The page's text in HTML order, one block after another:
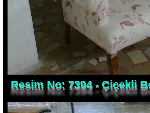
Resim No: 7394 - Çiçekli